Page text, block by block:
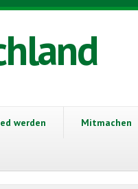
werden Mitmachen